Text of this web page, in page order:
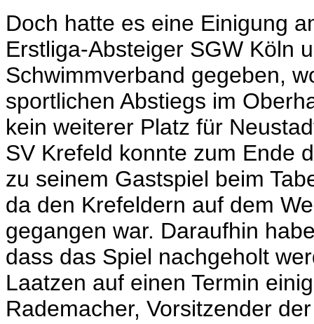
Doch hatte es eine Einigung
Erstliga-Absteiger SGW Köln
Schwimmverband gegeben,
sportlichen Abstiegs im
kein weiterer Platz für
SV Krefeld konnte zum Ende
zu seinem Gastspiel beim
da den Krefeldern auf dem
gegangen war. Daraufhin
dass das Spiel nachgeholt
Laatzen auf einen Termin
Rademacher, Vorsitzender